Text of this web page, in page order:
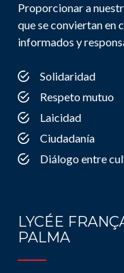
Proporcionar a
que se conviertan en
informados y
Solidaridad
Respeto mutuo
Laicidad
Ciudadanía
Diálogo entre
LYCÉE
PALMA